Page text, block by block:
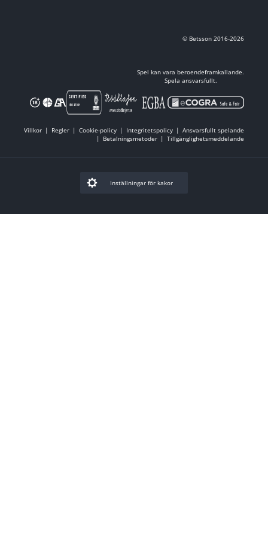
© Betsson 2016-2026
Spel kan vara beroendeframkallande.
Spela ansvarsfullt.
Villkor Regler Cookie-policy Integritetspolicy
Ansvarsfullt spelande
Betalningsmetoder
Tillgänglighetsmeddelande
Inställningar för kakor